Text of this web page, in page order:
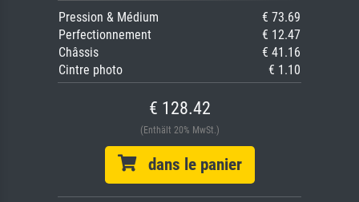
Pression & Médium
€ 73.69
Perfectionnement
€ 12.47
Châssis
€ 41.16
Cintre photo
€ 1.10
€ 128.42
(Enthält 20% MwSt.)
dans le panier